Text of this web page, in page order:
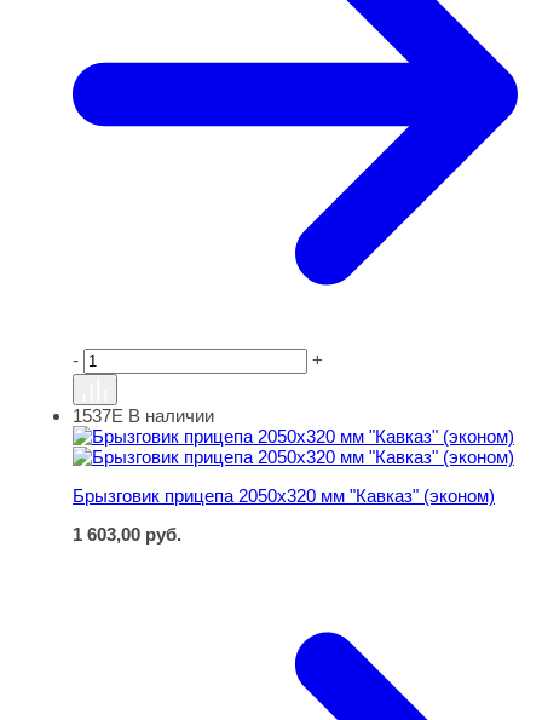
- +
Брызговик прицепа 2050х320 мм "Кавказ" (эконом)
1537Е В наличии
Брызговик прицепа 2050х320 мм "Кавказ" (эконом)
1 603,00 руб.